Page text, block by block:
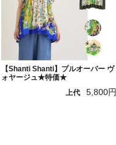
【Shanti Shanti】プルオーバー ヴ
ォヤージュ★特価★
上代
5,800円